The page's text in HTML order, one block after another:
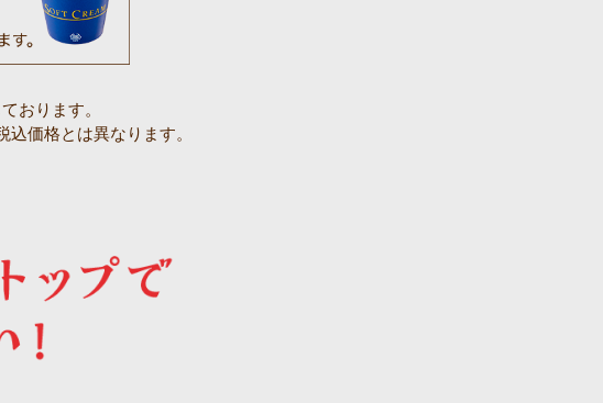
おります。
価格とは異なります。